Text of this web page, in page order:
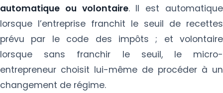
automatique ou volontaire. Il est automatique
lorsque l’entreprise franchit le seuil de recettes
prévu par le code des impôts ; et volontaire
lorsque sans franchir le seuil, le micro-
entrepreneur choisit lui-même de procéder à un
changement de régime.